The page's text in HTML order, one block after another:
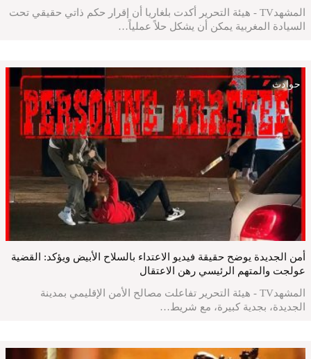
المشهدTV - هيئة التحرير أكدت بلغاريا أن إقرار حكم ذاتي حقيقي تحت
السيادة المغربية يمكن أن يشكل حلاً عملياً…
حوادث
أمن الجديدة يوضح حقيقة فيديو الاعتداء بالسلاح الأبيض ويؤكد: القضية
عولجت والمتهم الرئيسي رهن الاعتقال
المشهدTV - هيئة التحرير تفاعلت مصالح الأمن الإقليمي بمدينة
الجديدة، بجدية كبيرة، مع شريط…